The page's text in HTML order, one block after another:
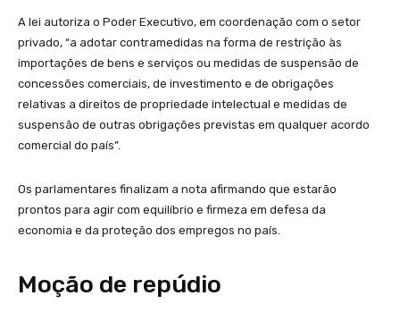
A lei autoriza o Poder Executivo, em coordenação com o setor
privado, “a adotar contramedidas na forma de restrição às
importações de bens e serviços ou medidas de suspensão de
concessões comerciais, de investimento e de obrigações
relativas a direitos de propriedade intelectual e medidas de
suspensão de outras obrigações previstas em qualquer acordo
comercial do país”.
Os parlamentares finalizam a nota afirmando que estarão
prontos para agir com equilíbrio e firmeza em defesa da
economia e da proteção dos empregos no país.
Moção de repúdio